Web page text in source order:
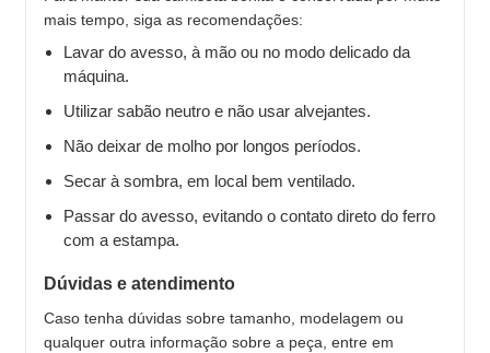
mais tempo, siga as recomendações:
Lavar do avesso, à mão ou no modo delicado da
máquina.
Utilizar sabão neutro e não usar alvejantes.
Não deixar de molho por longos períodos.
Secar à sombra, em local bem ventilado.
Passar do avesso, evitando o contato direto do ferro
com a estampa.
Dúvidas e atendimento
Caso tenha dúvidas sobre tamanho, modelagem ou
qualquer outra informação sobre a peça, entre em